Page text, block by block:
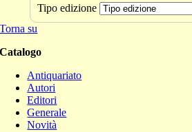
Tipo edizione
Torna su
Catalogo
Antiquariato
Autori
Editori
Generale
Novità